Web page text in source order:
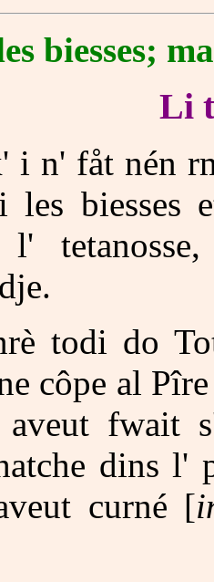
biesses;
Li
n' fåt nén
les biesses
todi do
côpe al
fwait
dins l'
curné [